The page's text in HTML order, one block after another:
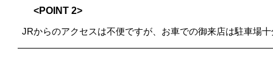
<POINT 2>
JRからのアクセスは不便ですが、お車での御来店は駐車場